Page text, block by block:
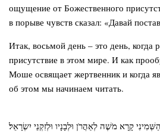
ощущение от Божественного
в порыве чувств сказал: «Давай
Итак, восьмой день – это день, когда
присутствие в этом мире. И как
Моше освящает жертвенник и когда
об этом мы начинаем читать.
הַשְּׁמִינִי קָרָא מֹשֶׁה לְאַהֲרֹן וּלְבָנָיו וּלְזִקְנֵי יִשְׂרָאֵל׃